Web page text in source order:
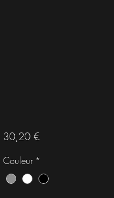
30,20 €Prix
Couleur *